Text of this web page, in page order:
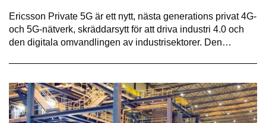
Ericsson Private 5G är ett nytt, nästa generations privat 4G-
och 5G-nätverk, skräddarsytt för att driva industri 4.0 och
den digitala omvandlingen av industrisektorer. Den…